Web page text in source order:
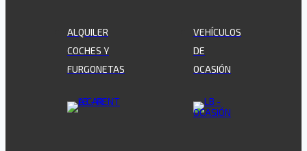
ALQUILER
COCHES Y
FURGONETAS
VEHÍCULOS
DE
OCASIÓN